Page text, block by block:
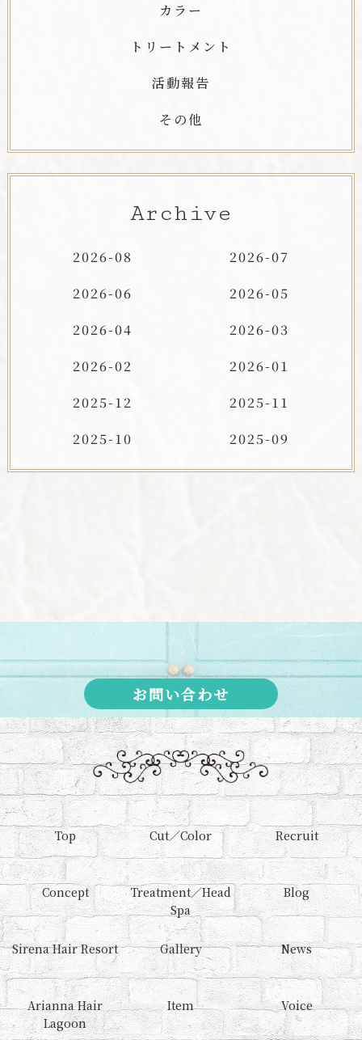
カラー
トリートメント
活動報告
その他
Archive
2026-08
2026-07
2026-06
2026-05
2026-04
2026-03
2026-02
2026-01
2025-12
2025-11
2025-10
2025-09
お問い合わせ
Top
Concept
Sirena Hair Resort
Arianna Hair
Lagoon
Cut／Color
Treatment／Head
Spa
Gallery
Item
Recruit
Blog
News
Voice